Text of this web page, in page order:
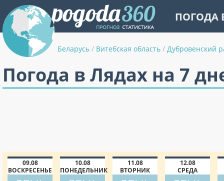
ПОГОДА
Беларусь / Витебская область / Дубровенский
Погода в Лядах на 7
09.08
ВОСКРЕСЕНЬЕ
10.08
ПОНЕДЕЛЬНИК
11.08
ВТОРНИК
12.08
СРЕДА